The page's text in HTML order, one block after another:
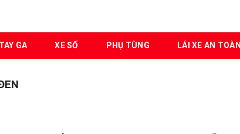
GA XE SỐ PHỤ TÙNG LÁI XE AN TOÀN